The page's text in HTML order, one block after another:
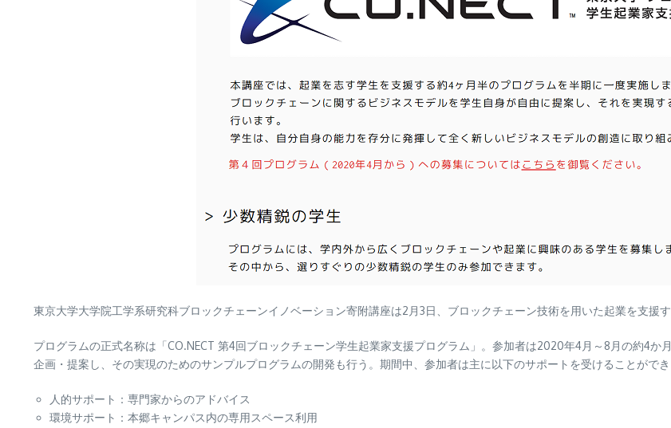
東京大学大学院工学系研究科ブロックチェーンイノベーション寄附講座は2月3日、ブロックチェーン技術を用いた起業を支援
プログラムの正式名称は「CO.NECT 第4回ブロックチェーン学生起業家支援プログラム」。参加者は2020年4月～8月の約4
企画・提案し、その実現のためのサンプルプログラムの開発も行う。期間中、参加者は主に以下のサポートを受けることができ
人的サポート：専門家からのアドバイス
環境サポート：本郷キャンパス内の専用スペース利用